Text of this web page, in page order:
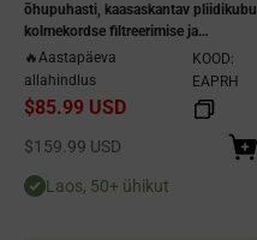
õhupuhasti, kaasaskantav pliidikubu
kolmekordse filtreerimise ja
kahekiiruselise
väljatõmbeventilaatoriga -
elevandiluu udu
🔥Aastapäeva
allahindlus
$85.99 USD
KOOD:
EAPRH
Allahindlushind
$159.99 USD
Laos, 50+ ühikut